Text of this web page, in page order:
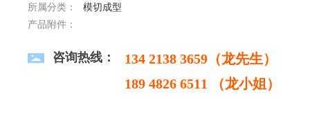
所属分类：
模切成型
产品附件：
咨询热线：
134 2138 3659（龙先生）
189 4826 6511 （龙小姐）